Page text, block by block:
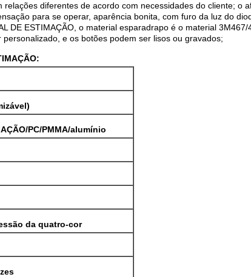
diferentes de acordo com necessidades do cliente; o
para se operar, aparência bonita, com furo da luz do
DE ESTIMAÇÃO, o material esparadrapo é o material
e os botões podem ser lisos ou gravados;
PC/PMMA/alumínio
da quatro-cor